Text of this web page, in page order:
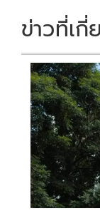
ข่าวที่เ